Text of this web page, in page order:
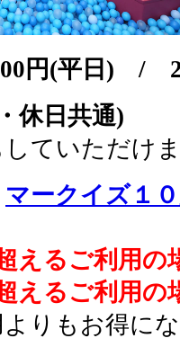
円(平日) /
休日共通)
ていただけ
マークイズ１
えるご利用の
える ご利用の
りもお得に